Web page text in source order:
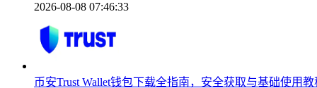
2026-08-08 07:46:33
币安Trust Wallet钱包下载全指南，安全获取与基础使用教